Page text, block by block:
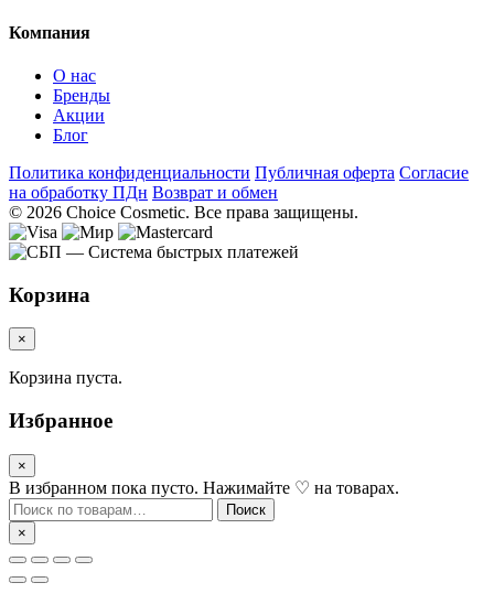
Компания
О нас
Бренды
Акции
Блог
Политика конфиденциальности Публичная оферта Согласие
на обработку ПДн Возврат и обмен
© 2026 Choice Cosmetic. Все права защищены.
Корзина
×
Корзина пуста.
Избранное
×
В избранном пока пусто. Нажимайте ♡ на товарах.
Искать:
Поиск
×